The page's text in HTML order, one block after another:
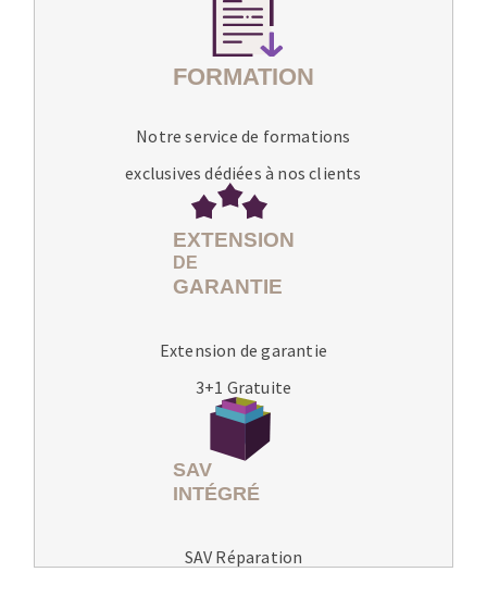
Notre service de formations
exclusives dédiées à nos clients
Extension de garantie
3+1 Gratuite
SAV Réparation